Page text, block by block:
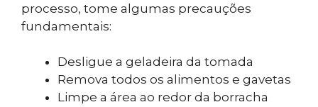
processo, tome algumas precauções
fundamentais:
Desligue a geladeira da tomada
Remova todos os alimentos e gavetas
Limpe a área ao redor da borracha